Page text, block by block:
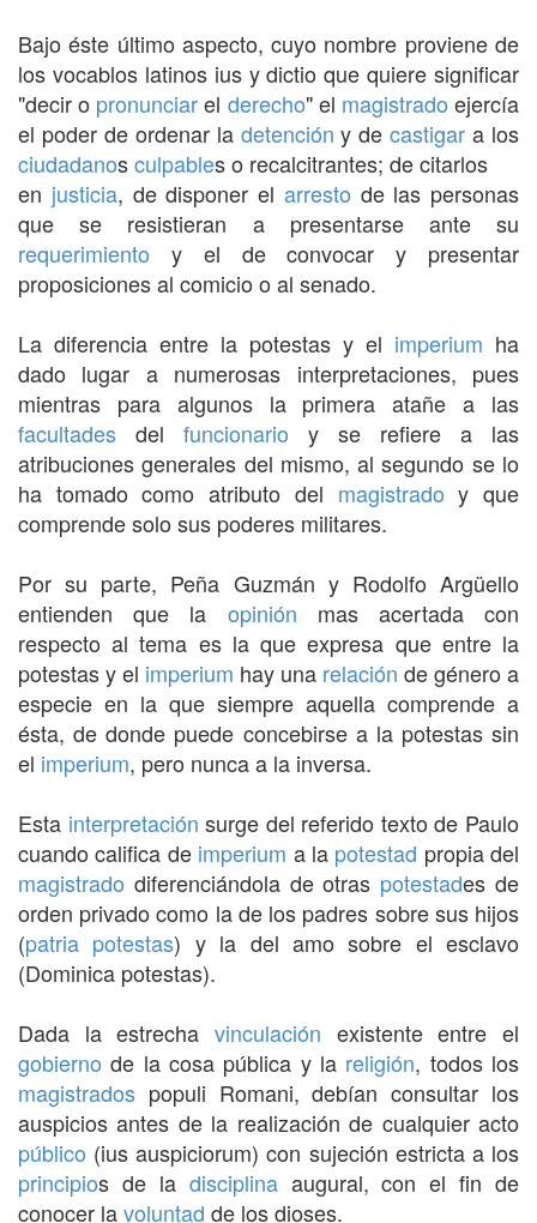
Bajo éste último aspecto, cuyo nombre proviene de
los vocablos latinos ius y dictio que quiere significar
"decir o pronunciarel derecho" el magistrado ejercía
el poder de ordenar la detención y decastigar a los
ciudadanosculpables o recalcitrantes; de citarlos
en justicia, de disponer el arresto de las personas
que se resistieran a presentarse ante su
requerimiento y el de convocar y presentar
proposiciones al comicio o al senado.
La diferencia entre la potestas y el imperium ha
dado lugar a numerosas interpretaciones, pues
mientras para algunos la primera atañe a las
facultades del funcionario y se refiere a las
atribuciones generales del mismo, al segundo se lo
ha tomado como atributo del magistrado y que
comprende solo sus poderes militares.
Por su parte, Peña Guzmán y Rodolfo Argüello
entienden que la opinión mas acertada con
respecto al tema es la que expresa que entre la
potestas y el imperium hay una relación de género a
especie en la que siempre aquella comprende a
ésta, de donde puede concebirse a la potestas sin
el imperium, pero nunca a la inversa.
Esta interpretación surge del referido texto de Paulo
cuando califica de imperium a la potestad propia del
magistrado diferenciándola de otras potestades de
orden privado como la de los padres sobre sus hijos
(patria potestas) y la del amo sobre el esclavo
(Dominica potestas).
Dada la estrecha vinculación existente entre el
gobierno de la cosa pública y la religión, todos los
magistrados populi Romani, debían consultar los
auspicios antes de la realización de cualquier acto
público (ius auspiciorum) con sujeción estricta a los
principios de la disciplinaaugural, con el fin de
conocer lavoluntad de los dioses.